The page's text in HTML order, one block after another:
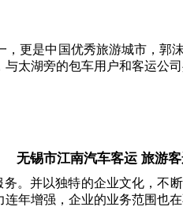
更是中国优秀旅游城市，郭
太湖旁的包车用户和客运公司
无锡市江南汽车客运 旅游客
。并以独特的企业文化，不
年增强，企业的业务范围也